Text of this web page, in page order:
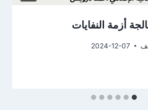
أزمة النفايات
2024-12-07